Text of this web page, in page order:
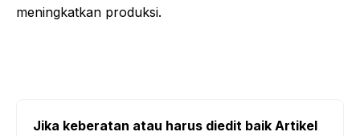
meningkatkan produksi.
Jika keberatan atau harus diedit baik Artikel